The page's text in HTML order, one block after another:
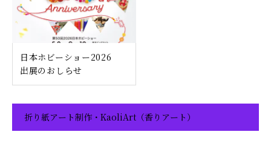
日本ホビーショー2026
出展のおしらせ
折り紙アート制作・KaoliArt（香りアート）